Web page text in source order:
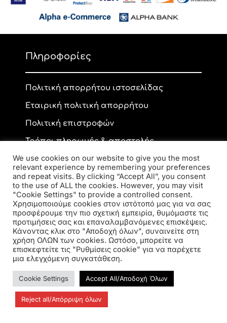
Πληροφορίες
Πολιτική απορρήτου ιστοσελίδας
Εταιρική πολιτική απορρήτου
Πολιτική επιστροφών
Τρόποι πληρωμής & αποστολής
Επικοινωνία
Ανδρέα Παπανδρέου 59, ΤΚ 56334, Κορδελιό
2310 770 216
elsa.opto@yahoo.gr
We use cookies on our website to give you the most
relevant experience by remembering your preferences
and repeat visits. By clicking “Accept All”, you consent
to the use of ALL the cookies. However, you may visit
"Cookie Settings" to provide a controlled consent.
Χρησιμοποιούμε cookies στον ιστότοπό μας για να σας
προσφέρουμε την πιο σχετική εμπειρία, θυμόμαστε τις
προτιμήσεις σας και επαναλαμβανόμενες επισκέψεις.
Κάνοντας κλικ στο "Αποδοχή όλων", συναινείτε στη
χρήση ΟΛΩΝ των cookies. Ωστόσο, μπορείτε να
επισκεφτείτε τις "Ρυθμίσεις cookie" για να παρέχετε
μια ελεγχόμενη συγκατάθεση.
Cookie Settings Accept All/Αποδοχή Όλων
Reject all/Απόρριψη όλων